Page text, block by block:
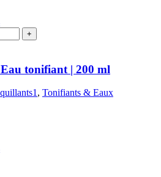
tonifiant | 200 ml
, Tonifiants & Eaux